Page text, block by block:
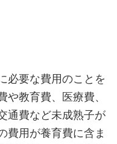
必要な費用のことを
教育費、医療費、
通費など未成熟子が
費用が養育費に含ま